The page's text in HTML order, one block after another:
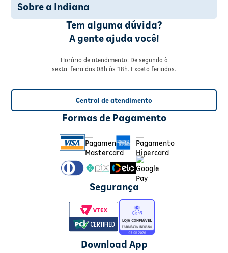
Sobre a Indiana
Tem alguma dúvida?
A gente ajuda você!
Horário de atendimento: De segunda à
sexta-feira das 08h às 18h. Exceto feriados.
Central de atendimento
Formas de Pagamento
Segurança
Download App